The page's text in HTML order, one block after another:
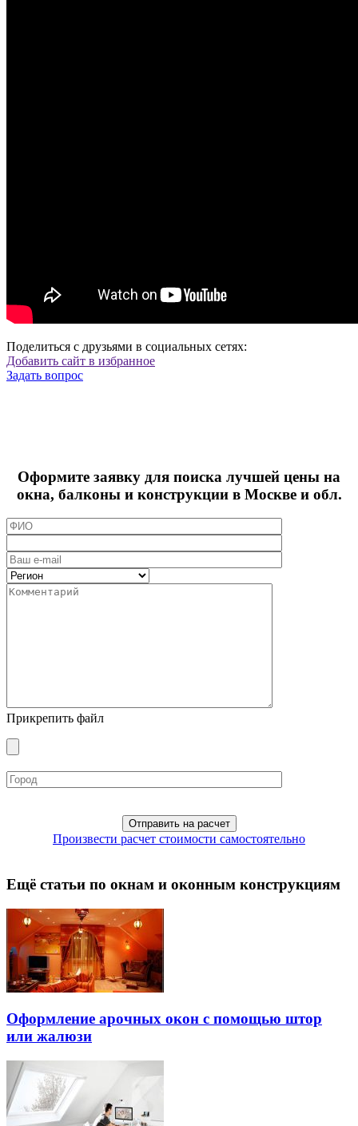
Поделиться с друзьями в социальных сетях:
Добавить сайт в избранное
Задать вопрос
Оформите заявку для поиска лучшей цены на
окна, балконы и конструкции в Москве и обл.
Прикрепить файл
Произвести расчет стоимости самостоятельно
Ещё статьи по окнам и оконным конструкциям
Оформление арочных окон с помощью штор
или жалюзи